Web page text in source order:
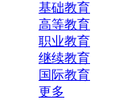
基础教育
高等教育
职业教育
继续教育
国际教育
更多